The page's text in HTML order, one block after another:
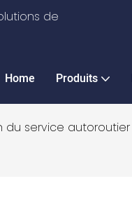
de
Home Produits
du service autoroutier